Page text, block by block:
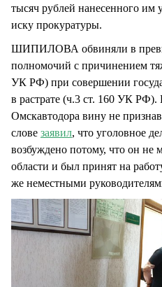
тысяч рублей нанесенного им
иску прокуратуры.
ШИПИЛОВА обвиняли в
полномочий с причинением
УК РФ) при совершении
в растрате (ч.3 ст. 160 УК
Омскавтодора вину не
слове заявил, что уголовное
возбуждено потому, что он не
области и был принят на
же неместными